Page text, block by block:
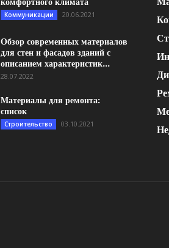
Коммуникации 20.06.2021
Обзор современных материалов
для стен и фасадов зданий с
описанием характеристик...
28.07.2022
Материалы для ремонта:
список
Строительство 03.10.2021